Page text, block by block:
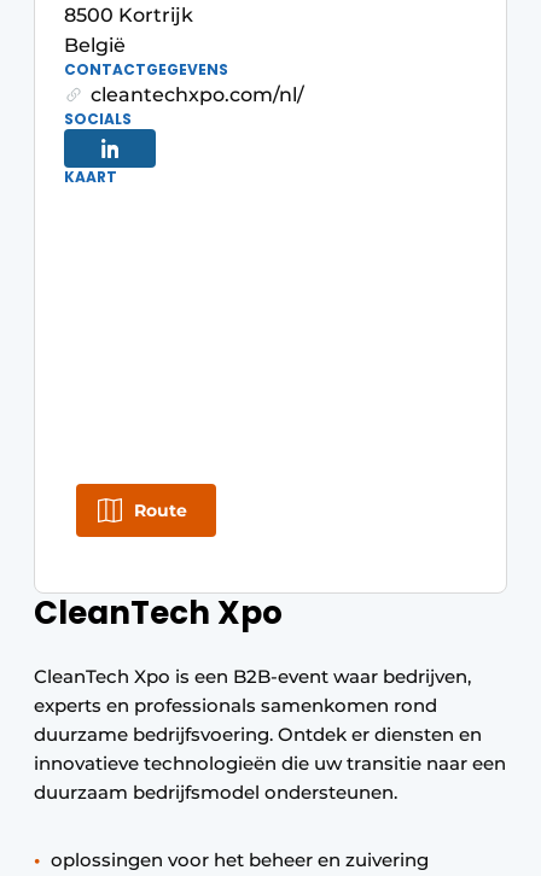
Privacy / Cookie statement
Vacature aanmelden
Vacatures
Video’s
CleanTech Xpo
CleanTech Xpo is een B2B-event waar bedrijven,
experts en professionals samenkomen rond
duurzame bedrijfsvoering. Ontdek er diensten en
innovatieve technologieën die uw transitie naar een
duurzaam bedrijfsmodel ondersteunen.
oplossingen voor het beheer en zuivering
8500 Kortrijk
België
CONTACTGEGEVENS
cleantechxpo.com/nl/
SOCIALS
KAART
Route